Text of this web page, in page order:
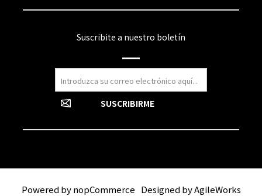
Suscribite a nuestro boletín
Powered bynopCommerce Designed byAgileWorks